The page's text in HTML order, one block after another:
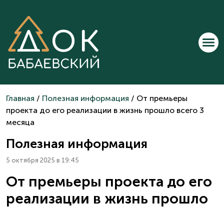
Главная / Полезная информация / От премьеры
проекта до его реализации в жизнь прошло всего 3
месяца
Полезная информация
5 октября 2025 в 19:45
От премьеры проекта до его
реализации в жизнь прошло